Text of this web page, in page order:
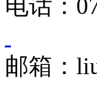
电话：
邮箱：